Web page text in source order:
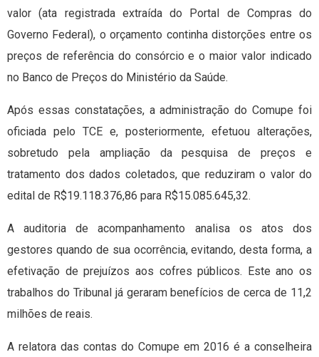
valor (ata registrada extraída do Portal de Compras do
Governo Federal), o orçamento continha distorções entre os
preços de referência do consórcio e o maior valor indicado
no Banco de Preços do Ministério da Saúde.
Após essas constatações, a administração do Comupe foi
oficiada pelo TCE e, posteriormente, efetuou alterações,
sobretudo pela ampliação da pesquisa de preços e
tratamento dos dados coletados, que reduziram o valor do
edital de R$19.118.376,86 para R$15.085.645,32.
A auditoria de acompanhamento analisa os atos dos
gestores quando de sua ocorrência, evitando, desta forma, a
efetivação de prejuízos aos cofres públicos. Este ano os
trabalhos do Tribunal já geraram benefícios de cerca de 11,2
milhões de reais.
A relatora das contas do Comupe em 2016 é a conselheira